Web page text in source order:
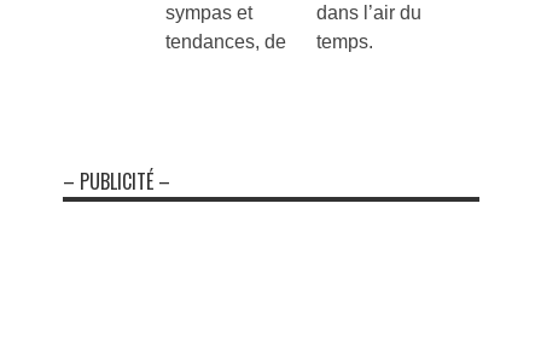
sympas et
tendances, de
dans l’air du
temps.
– PUBLICITÉ –